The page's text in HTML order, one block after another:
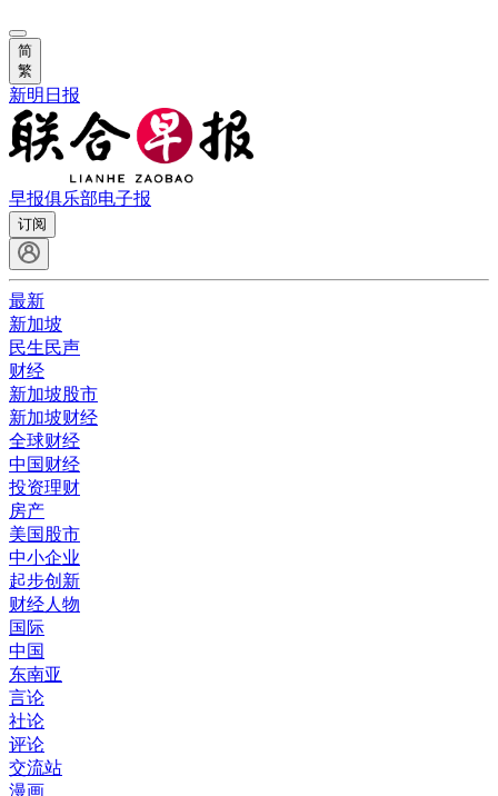
简
繁
新明日报
早报俱乐部电子报
订阅
最新
新加坡
民生民声
财经
新加坡股市
新加坡财经
全球财经
中国财经
投资理财
房产
美国股市
中小企业
起步创新
财经人物
国际
中国
东南亚
言论
社论
评论
交流站
漫画